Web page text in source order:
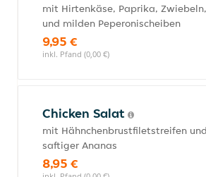
mit Hirtenkäse, Paprika,
und milden Peperonischeiben
9,95 €
inkl. Pfand (0,00 €)
Chicken Salat
mit Hähnchenbrustfiletstreifen und
saftiger Ananas
8,95 €